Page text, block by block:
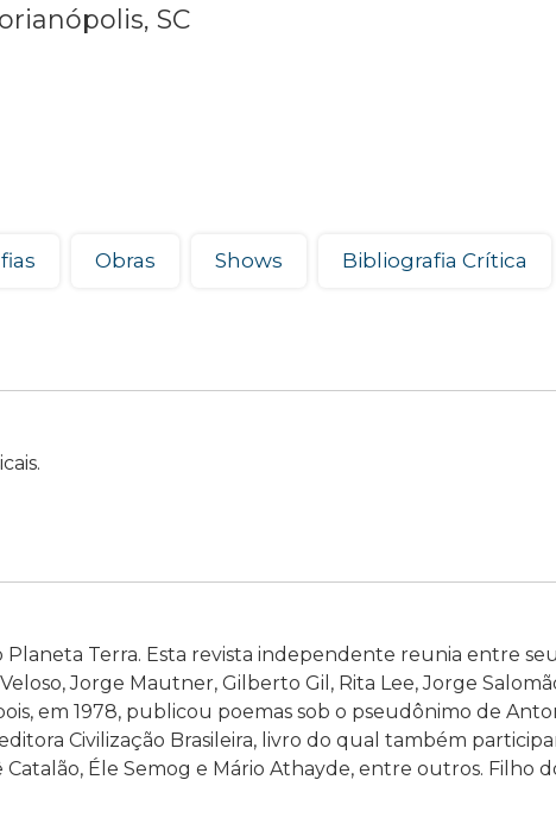
SC
Obras Shows Bibliografia Crítica
Planeta Terra. Esta revista independente reunia entre
Jorge Mautner, Gilberto Gil, Rita Lee, Jorge
em 1978, publicou poemas sob o pseudônimo de
Civilização Brasileira, livro do qual também
Éle Semog e Mário Athayde, entre outros. Filho